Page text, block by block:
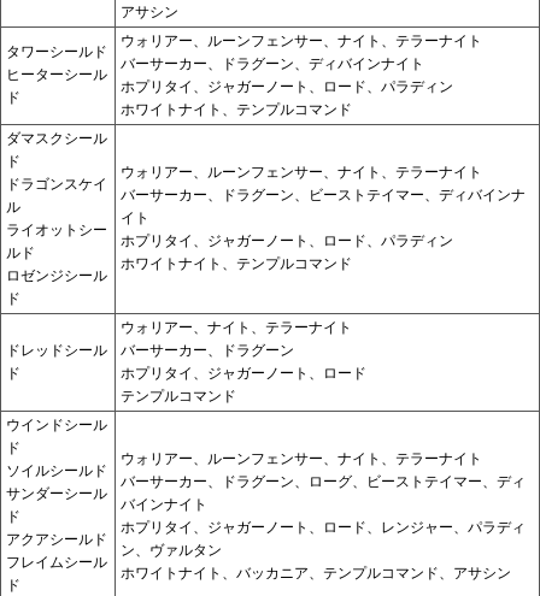
アサシン
タワーシールド
ヒーターシール
ド
ウォリアー、ルーンフェンサー、ナイト、テラーナイト
バーサーカー、ドラグーン、ディバインナイト
ホプリタイ、ジャガーノート、ロード、パラディン
ホワイトナイト、テンプルコマンド
ダマスクシール
ド
ドラゴンスケイ
ル
ライオットシー
ルド
ロゼンジシール
ド
ウォリアー、ルーンフェンサー、ナイト、テラーナイト
バーサーカー、ドラグーン、ビーストテイマー、ディバインナ
イト
ホプリタイ、ジャガーノート、ロード、パラディン
ホワイトナイト、テンプルコマンド
ドレッドシール
ド
ウォリアー、ナイト、テラーナイト
バーサーカー、ドラグーン
ホプリタイ、ジャガーノート、ロード
テンプルコマンド
ウインドシール
ド
ソイルシールド
サンダーシール
ド
アクアシールド
フレイムシール
ド
ウォリアー、ルーンフェンサー、ナイト、テラーナイト
バーサーカー、ドラグーン、ローグ、ビーストテイマー、ディ
バインナイト
ホプリタイ、ジャガーノート、ロード、レンジャー、パラディ
ン、ヴァルタン
ホワイトナイト、バッカニア、テンプルコマンド、アサシン